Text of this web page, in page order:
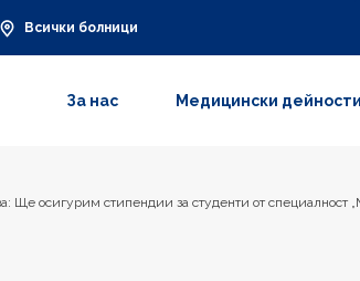
Всички болници
За нас Медицински дейности
Ще осигурим стипендии за студенти от специалност